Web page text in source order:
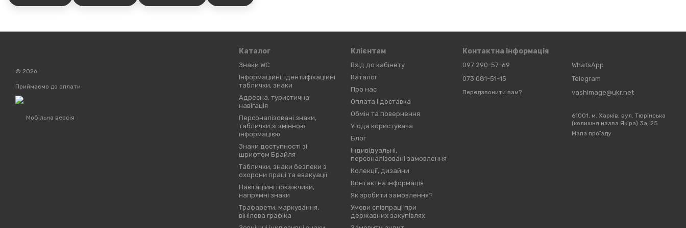
© 2026
Приймаємо до оплати
Мобільна версія
Каталог
Знаки WC
Інформаційні, ідентифікаційні
таблички, знаки
Адресна, туристична
навігація
Персоналізовані знаки,
таблички зі змінною
інформацією
Знаки доступності зі
шрифтом Брайля
Таблички, знаки безпеки з
охорони праці та евакуації
Навігаційні покажчики,
напрямні знаки
Трафарети, маркування,
вінілова графіка
Клієнтам
Вхід до кабінету
Каталог
Про нас
Оплата і доставка
Обмін та повернення
Угода користувача
Блог
Індивідуальні,
персоналізовані замовлення
Колекції, дизайни
Контактна інформація
Як зробити замовлення?
Умови співпраці при
державних закупівлях
Контактна інформація
097 290-57-69
073 081-51-15
Передзвонити вам?
WhatsApp
Telegram
vashimage@ukr.net
61001, м. Харків, вул. Тюрінська
(колишня назва Якіра) 3а, 25
Мапа проїзду